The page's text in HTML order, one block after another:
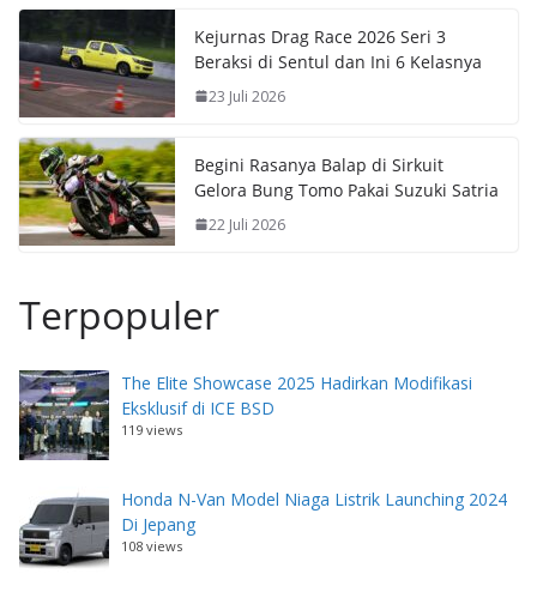
Kejurnas Drag Race 2026 Seri 3
Beraksi di Sentul dan Ini 6 Kelasnya
23 Juli 2026
Begini Rasanya Balap di Sirkuit
Gelora Bung Tomo Pakai Suzuki Satria
22 Juli 2026
Terpopuler
The Elite Showcase 2025 Hadirkan Modifikasi
Eksklusif di ICE BSD
119 views
Honda N-Van Model Niaga Listrik Launching 2024
Di Jepang
108 views